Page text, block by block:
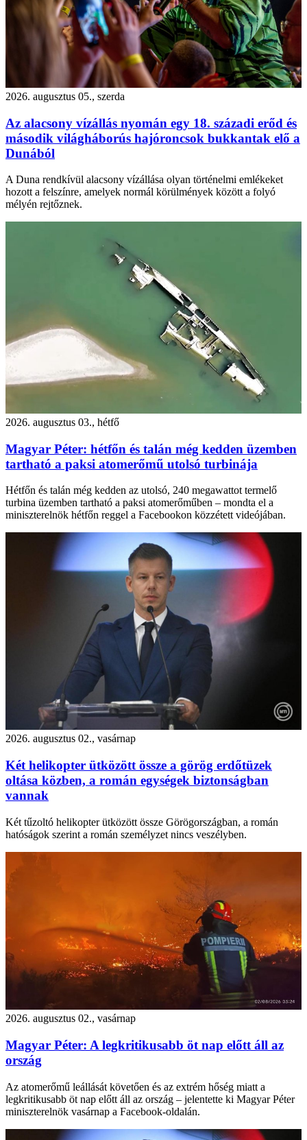
2026. augusztus 05., szerda
Az alacsony vízállás nyomán egy 18. századi erőd és
második világháborús hajóroncsok bukkantak elő a
Dunából
A Duna rendkívül alacsony vízállása olyan történelmi emlékeket
hozott a felszínre, amelyek normál körülmények között a folyó
mélyén rejtőznek.
2026. augusztus 03., hétfő
Magyar Péter: hétfőn és talán még kedden üzemben
tartható a paksi atomerőmű utolsó turbinája
Hétfőn és talán még kedden az utolsó, 240 megawattot termelő
turbina üzemben tartható a paksi atomerőműben – mondta el a
miniszterelnök hétfőn reggel a Facebookon közzétett videójában.
2026. augusztus 02., vasárnap
Két helikopter ütközött össze a görög erdőtüzek
oltása közben, a román egységek biztonságban
vannak
Két tűzoltó helikopter ütközött össze Görögországban, a román
hatóságok szerint a román személyzet nincs veszélyben.
2026. augusztus 02., vasárnap
Magyar Péter: A legkritikusabb öt nap előtt áll az
ország
Az atomerőmű leállását követően és az extrém hőség miatt a
legkritikusabb öt nap előtt áll az ország – jelentette ki Magyar Péter
miniszterelnök vasárnap a Facebook-oldalán.